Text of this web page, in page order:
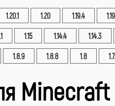
1.20.1 1.20 1.19.4
1.15 1.14.4 1.14.3
1.8.9 1.8.8 1.8
Minecraft